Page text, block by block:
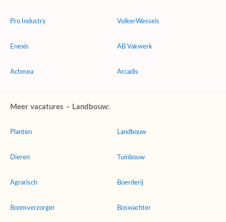
Pro Industry
Enexis
Achmea
VolkerWessels
AB Vakwerk
Arcadis
Meer vacatures – Landbouw:
Planten
Dieren
Agrarisch
Boomverzorger
Landbouw
Tuinbouw
Boerderij
Boswachter